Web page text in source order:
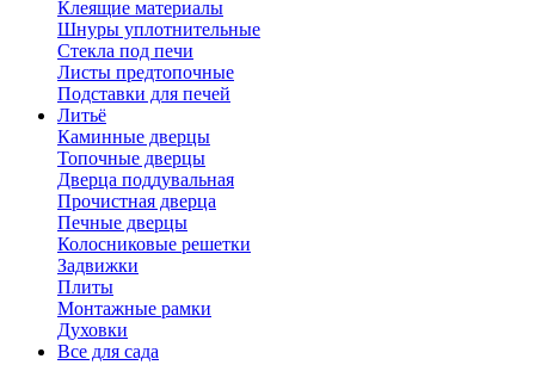
Клеящие материалы
Шнуры уплотнительные
Стекла под печи
Листы предтопочные
Подставки для печей
Литьё
Каминные дверцы
Топочные дверцы
Дверца поддувальная
Прочистная дверца
Печные дверцы
Колосниковые решетки
Задвижки
Плиты
Монтажные рамки
Духовки
Все для сада